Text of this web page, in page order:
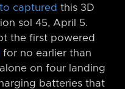
captured this 3D
sol 45, April 5.
the first powered
for no earlier than
on four landing
batteries that